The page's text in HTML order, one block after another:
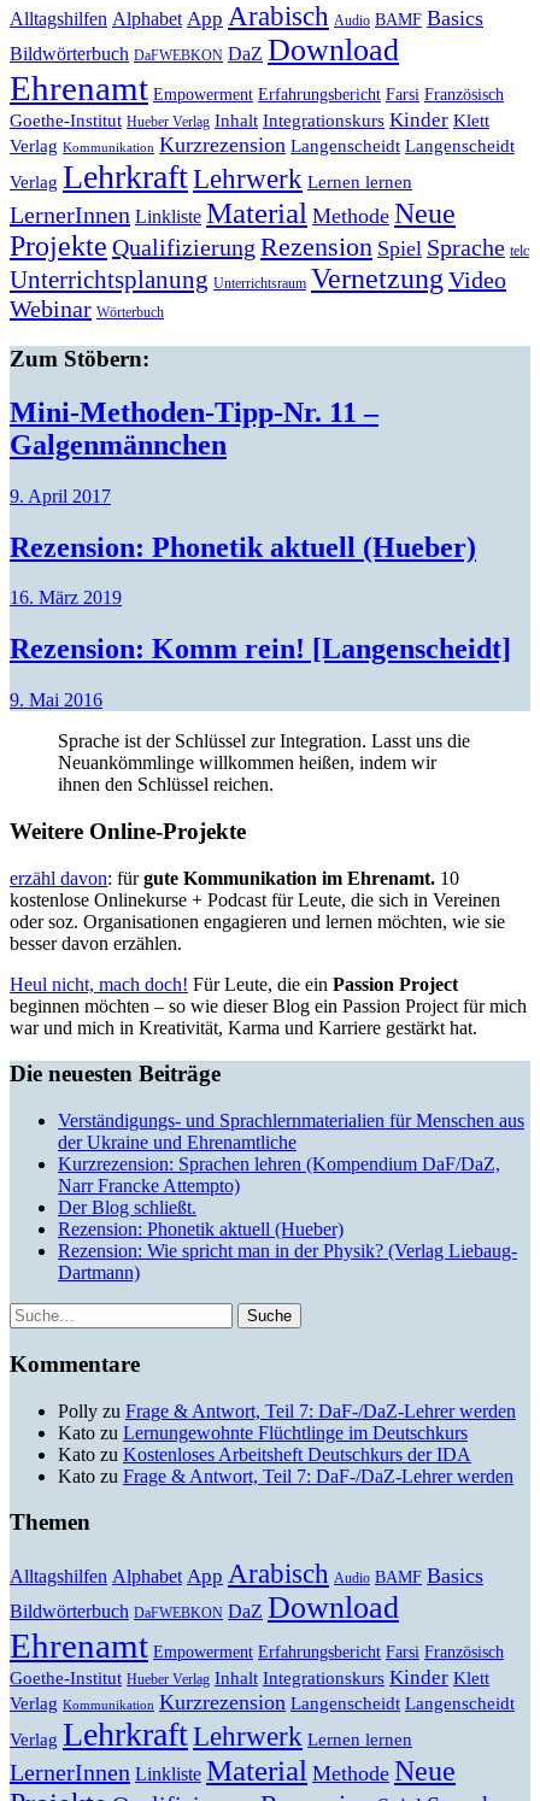
Alltagshilfen Alphabet App Arabisch Audio BAMF Basics
Bildwörterbuch DaFWEBKON DaZ Download
Ehrenamt Empowerment Erfahrungsbericht Farsi Französisch
Goethe-Institut Hueber Verlag Inhalt Integrationskurs Kinder Klett
Verlag Kommunikation Kurzrezension Langenscheidt Langenscheidt
Verlag LehrkraftLehrwerk Lernen lernen
LernerInnen Linkliste Material Methode Neue
Projekte Qualifizierung Rezension Spiel Sprache telc
Unterrichtsplanung Unterrichtsraum Vernetzung Video
Webinar Wörterbuch
Zum Stöbern:
Mini-Methoden-Tipp-Nr. 11 –
Galgenmännchen
9. April 2017
Rezension: Phonetik aktuell (Hueber)
16. März 2019
Rezension: Komm rein! [Langenscheidt]
9. Mai 2016
Sprache ist der Schlüssel zur Integration. Lasst uns die
Neuankömmlinge willkommen heißen, indem wir
ihnen den Schlüssel reichen.
Weitere Online-Projekte
erzähl davon: fürgute Kommunikation im Ehrenamt. 10
kostenlose Onlinekurse + Podcast für Leute, die sich in Vereinen
oder soz. Organisationen engagieren und lernen möchten, wie sie
besser davon erzählen.
Heul nicht, mach doch! Für Leute, die ein Passion Project
beginnen möchten – so wie dieser Blog ein Passion Project für mich
war und mich in Kreativität, Karma und Karriere gestärkt hat.
Die neuesten Beiträge
Verständigungs- und Sprachlernmaterialien für Menschen aus
der Ukraine und Ehrenamtliche
Kurzrezension: Sprachen lehren (Kompendium DaF/DaZ,
Narr Francke Attempto)
Der Blog schließt.
Rezension: Phonetik aktuell (Hueber)
Rezension: Wie spricht man in der Physik? (Verlag Liebaug-
Dartmann)
Suche
Kommentare
Polly zu Frage & Antwort, Teil 7: DaF-/DaZ-Lehrer werden
Kato zu Lernungewohnte Flüchtlinge im Deutschkurs
Kato zu Kostenloses Arbeitsheft Deutschkurs der IDA
Kato zu Frage & Antwort, Teil 7: DaF-/DaZ-Lehrer werden
Themen
Alltagshilfen Alphabet App Arabisch Audio BAMF Basics
Bildwörterbuch DaFWEBKON DaZ Download
Ehrenamt Empowerment Erfahrungsbericht Farsi Französisch
Goethe-Institut Hueber Verlag Inhalt Integrationskurs Kinder Klett
Verlag Kommunikation Kurzrezension Langenscheidt Langenscheidt
Verlag LehrkraftLehrwerk Lernen lernen
LernerInnen Linkliste Material Methode Neue